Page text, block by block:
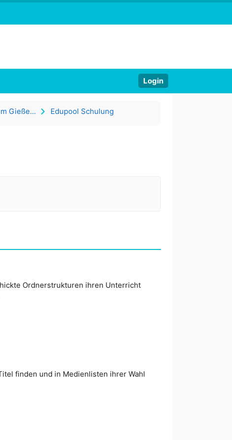
Login
Medienzentrum - Mauszentrum Gießen-Vogelsberg Edupool Schulung
Ordnerstrukturen ihren Unterricht
finden und in Medienlisten ihrer Wahl